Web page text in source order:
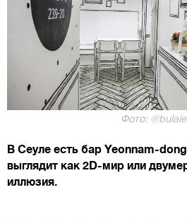
Фото:
В Сеуле есть бар Yeonnam-
выглядит как 2D-мир или
иллюзия.